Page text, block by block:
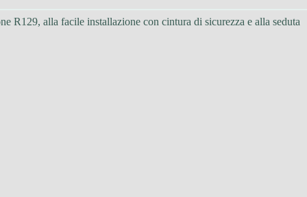
R129, alla facile installazione con cintura di sicurezza e alla seduta